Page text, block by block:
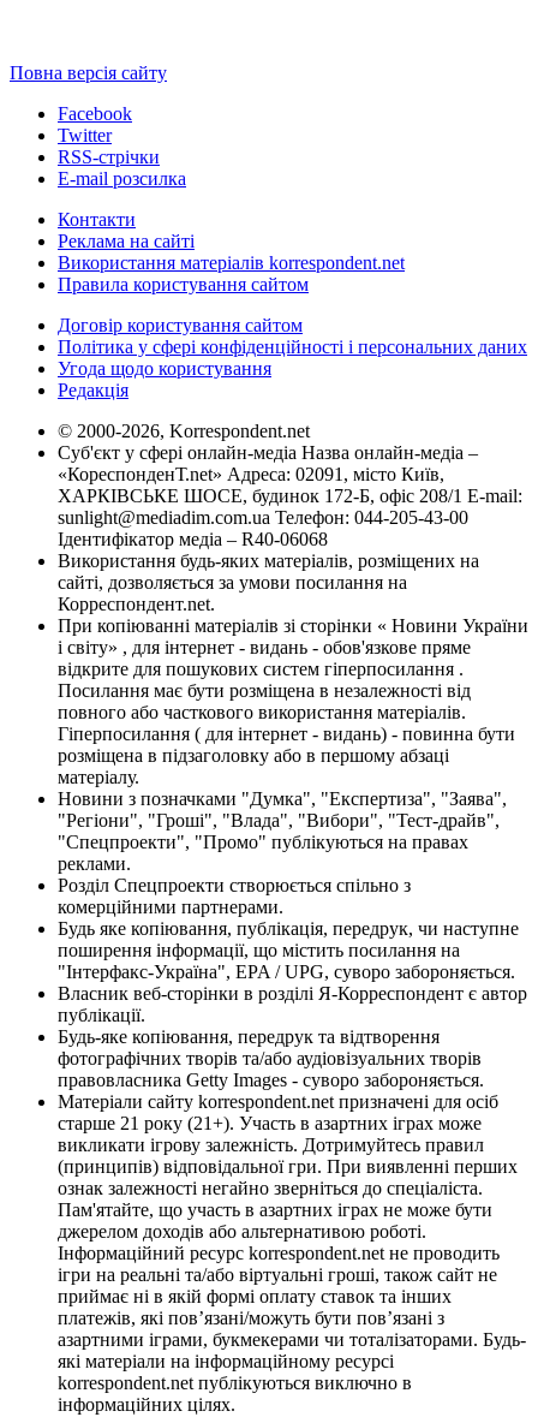
Повна версія сайту
Facebook
Twitter
RSS-стрічки
E-mail розсилка
Контакти
Реклама на сайті
Використання матеріалів korrespondent.net
Правила користування сайтом
Договір користування сайтом
Політика у сфері конфіденційності і персональних даних
Угода щодо користування
Редакція
© 2000-2026, Korrespondent.net
Суб'єкт у сфері онлайн-медіа Назва онлайн-медіа –
«КореспонденТ.net» Адреса: 02091, місто Київ,
ХАРКІВСЬКЕ ШОСЕ, будинок 172-Б, офіс 208/1 E-mail:
sunlight@mediadim.com.ua Телефон: 044-205-43-00
Ідентифікатор медіа – R40-06068
Використання будь-яких матеріалів, розміщених на
сайті, дозволяється за умови посилання на
Корреспондент.net.
При копіюванні матеріалів зі сторінки « Новини України
і світу» , для інтернет - видань - обов'язкове пряме
відкрите для пошукових систем гіперпосилання .
Посилання має бути розміщена в незалежності від
повного або часткового використання матеріалів.
Гіперпосилання ( для інтернет - видань) - повинна бути
розміщена в підзаголовку або в першому абзаці
матеріалу.
Новини з позначками "Думка", "Експертиза", "Заява",
"Регіони", "Гроші", "Влада", "Вибори", "Тест-драйв",
"Спецпроекти", "Промо" публікуються на правах
реклами.
Розділ Спецпроекти створюється спільно з
комерційними партнерами.
Будь яке копіювання, публікація, передрук, чи наступне
поширення інформації, що містить посилання на
"Інтерфакс-Україна", EPA / UPG, суворо забороняється.
Власник веб-сторінки в розділі Я-Корреспондент є автор
публікації.
Будь-яке копіювання, передрук та відтворення
фотографічних творів та/або аудіовізуальних творів
правовласника Getty Images - суворо забороняється.
Матеріали сайту korrespondent.net призначені для осіб
старше 21 року (21+). Участь в азартних іграх може
викликати ігрову залежність. Дотримуйтесь правил
(принципів) відповідальної гри. При виявленні перших
ознак залежності негайно зверніться до спеціаліста.
Пам'ятайте, що участь в азартних іграх не може бути
джерелом доходів або альтернативою роботі.
Інформаційний ресурс korrespondent.net не проводить
ігри на реальні та/або віртуальні гроші, також сайт не
приймає ні в якій формі оплату ставок та інших
платежів, які пов’язані/можуть бути пов’язані з
азартними іграми, букмекерами чи тоталізаторами. Будь-
які матеріали на інформаційному ресурсі
korrespondent.net публікуються виключно в
інформаційних цілях.